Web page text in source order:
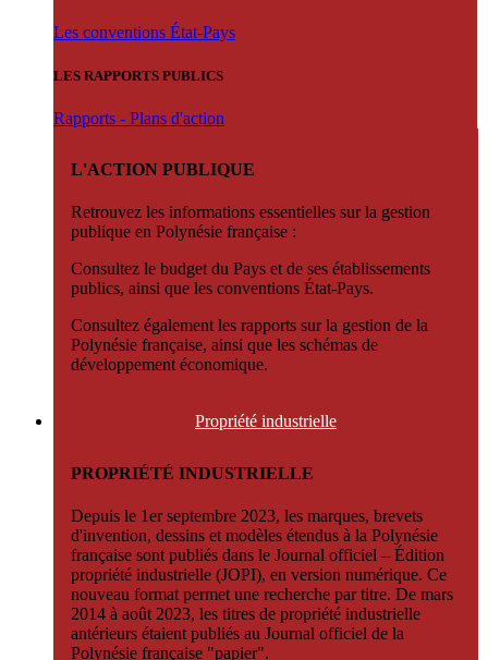
Les conventions État-Pays
LES RAPPORTS PUBLICS
Rapports - Plans d'action
L'ACTION PUBLIQUE
Retrouvez les informations essentielles sur la gestion
publique en Polynésie française :
Consultez le budget du Pays et de ses établissements
publics, ainsi que les conventions État-Pays.
Consultez également les rapports sur la gestion de la
Polynésie française, ainsi que les schémas de
développement économique.
Propriété industrielle
PROPRIÉTÉ INDUSTRIELLE
Depuis le 1er septembre 2023, les marques, brevets
d'invention, dessins et modèles étendus à la Polynésie
française sont publiés dans le Journal officiel – Édition
propriété industrielle (JOPI), en version numérique. Ce
nouveau format permet une recherche par titre. De mars
2014 à août 2023, les titres de propriété industrielle
antérieurs étaient publiés au Journal officiel de la
Polynésie française "papier".